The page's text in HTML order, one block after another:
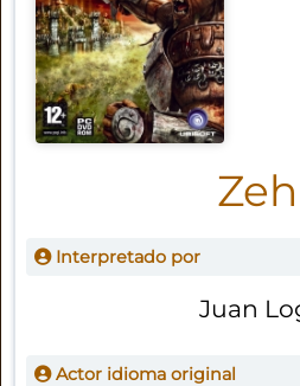
Interpretado por
Juan
Actor idioma original